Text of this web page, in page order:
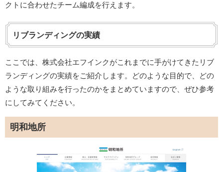
クトに合わせたチーム編成を行えます。
リブランディングの実績
ここでは、株式会社エフインクがこれまでに手がけてきたリブ
ランディングの実績をご紹介します。どのような目的で、どの
ような取り組みを行ったのかをまとめていますので、ぜひ参考
にしてみてください。
明和地所